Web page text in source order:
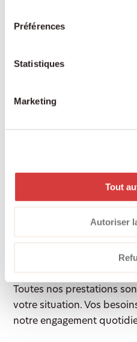
Préférences
Statistiques
Marketing
Tout
Autoriser
petits travaux de
médicaux, courses,
fraîche et équilibrée
Accompagnement en
Toutes nos prestations
votre situation. Vos
notre engagement